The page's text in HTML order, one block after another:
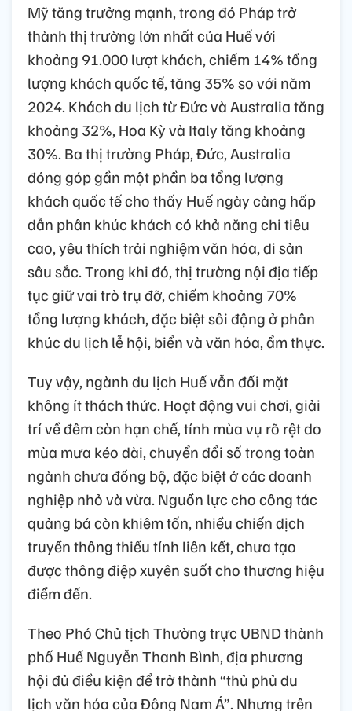
Mỹ tăng trưởng mạnh, trong đó Pháp trở
thành thị trường lớn nhất của Huế với
khoảng 91.000 lượt khách, chiếm 14% tổng
lượng khách quốc tế, tăng 35% so với năm
2024. Khách du lịch từ Đức và Australia tăng
khoảng 32%, Hoa Kỳ và Italy tăng khoảng
30%. Ba thị trường Pháp, Đức, Australia
đóng góp gần một phần ba tổng lượng
khách quốc tế cho thấy Huế ngày càng hấp
dẫn phân khúc khách có khả năng chi tiêu
cao, yêu thích trải nghiệm văn hóa, di sản
sâu sắc. Trong khi đó, thị trường nội địa tiếp
tục giữ vai trò trụ đỡ, chiếm khoảng 70%
tổng lượng khách, đặc biệt sôi động ở phân
khúc du lịch lễ hội, biển và văn hóa, ẩm thực.
Tuy vậy, ngành du lịch Huế vẫn đối mặt
không ít thách thức. Hoạt động vui chơi, giải
trí về đêm còn hạn chế, tính mùa vụ rõ rệt do
mùa mưa kéo dài, chuyển đổi số trong toàn
ngành chưa đồng bộ, đặc biệt ở các doanh
nghiệp nhỏ và vừa. Nguồn lực cho công tác
quảng bá còn khiêm tốn, nhiều chiến dịch
truyền thông thiếu tính liên kết, chưa tạo
được thông điệp xuyên suốt cho thương hiệu
điểm đến.
Theo Phó Chủ tịch Thường trực UBND thành
phố Huế Nguyễn Thanh Bình, địa phương
hội đủ điều kiện để trở thành “thủ phủ du
lịch văn hóa của Đông Nam Á”. Nhưng trên